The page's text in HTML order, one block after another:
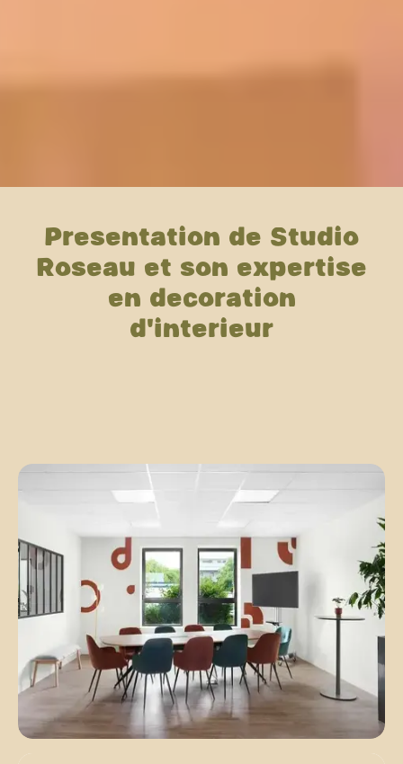
Présentation de Studio
Roseau et son expertise
en décoration
d'intérieur